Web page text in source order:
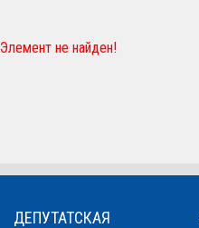
Элемент не найден!
ДЕПУТАТСКАЯ